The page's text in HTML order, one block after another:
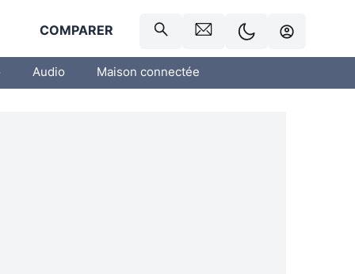
COMPARER
Audio Maison connectée